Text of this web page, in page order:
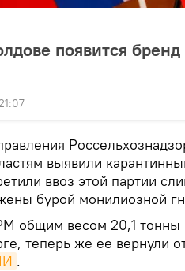
появится
выявили
ввоз этой партии
бурой монилиозной
общим весом 20,1 тонны
теперь же ее вернули
.